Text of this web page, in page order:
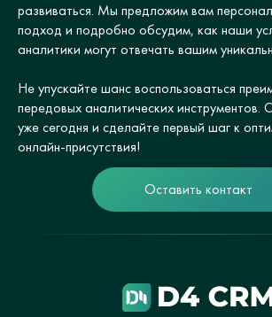
развиваться. Мы предложим вам
подход и подробно обсудим, как наши
аналитики могут отвечать вашим
Не упускайте шанс воспользоваться
передовых аналитических инструментов.
уже сегодня и сделайте первый шаг к
онлайн-присутствия!
Оставить контакт